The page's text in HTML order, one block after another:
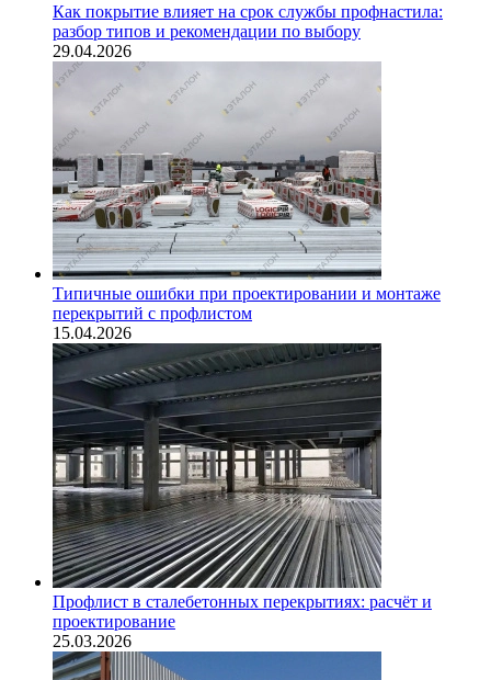
Как покрытие влияет на срок службы профнастила:
разбор типов и рекомендации по выбору
29.04.2026
Типичные ошибки при проектировании и монтаже
перекрытий с профлистом
15.04.2026
Профлист в сталебетонных перекрытиях: расчёт и
проектирование
25.03.2026